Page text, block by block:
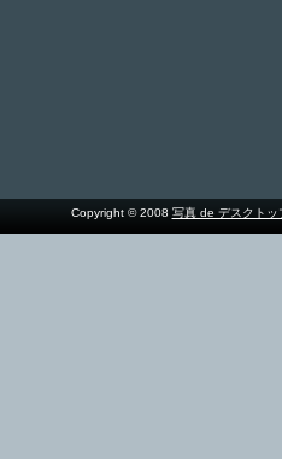
Copyright © 2008 写真 de デスクトッ